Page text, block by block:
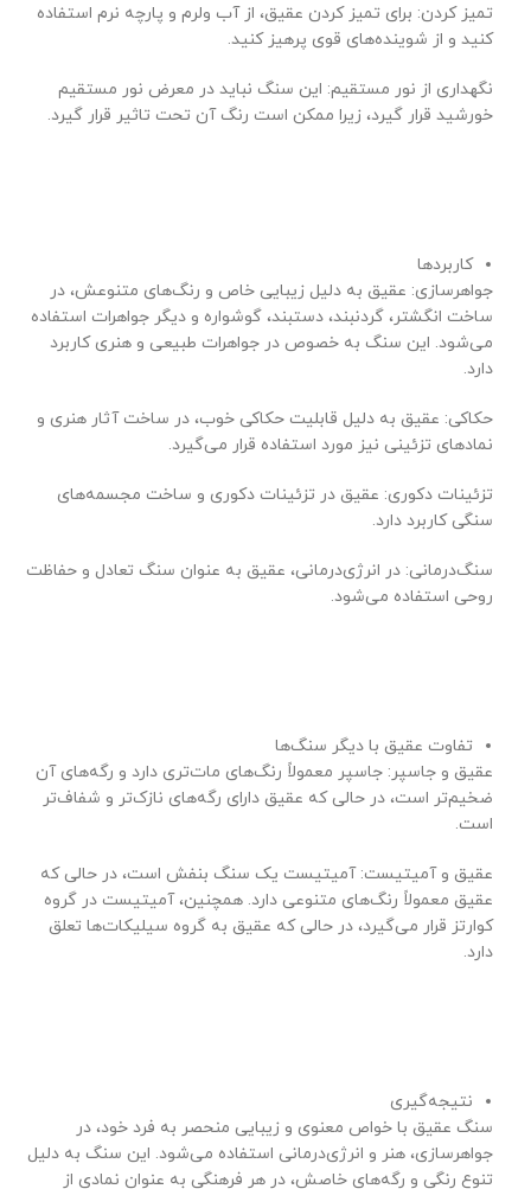
تمیز کردن: برای تمیز کردن عقیق، از آب ولرم و پارچه نرم استفاده
کنید و از شوینده‌های قوی پرهیز کنید.
نگهداری از نور مستقیم: این سنگ نباید در معرض نور مستقیم
خورشید قرار گیرد، زیرا ممکن است رنگ آن تحت تاثیر قرار گیرد.
کاربردها
جواهرسازی: عقیق به دلیل زیبایی خاص و رنگ‌های متنوعش، در
ساخت انگشتر، گردنبند، دستبند، گوشواره و دیگر جواهرات استفاده
می‌شود. این سنگ به خصوص در جواهرات طبیعی و هنری کاربرد
دارد.
حکاکی: عقیق به دلیل قابلیت حکاکی خوب، در ساخت آثار هنری و
نمادهای تزئینی نیز مورد استفاده قرار می‌گیرد.
تزئینات دکوری: عقیق در تزئینات دکوری و ساخت مجسمه‌های
سنگی کاربرد دارد.
سنگ‌درمانی: در انرژی‌درمانی، عقیق به عنوان سنگ تعادل و حفاظت
روحی استفاده می‌شود.
تفاوت عقیق با دیگر سنگ‌ها
عقیق و جاسپر: جاسپر معمولاً رنگ‌های مات‌تری دارد و رگه‌های آن
ضخیم‌تر است، در حالی که عقیق دارای رگه‌های نازک‌تر و شفاف‌تر
است.
عقیق و آمیتیست: آمیتیست یک سنگ بنفش است، در حالی که
عقیق معمولاً رنگ‌های متنوعی دارد. همچنین، آمیتیست در گروه
کوارتز قرار می‌گیرد، در حالی که عقیق به گروه سیلیکات‌ها تعلق
دارد.
نتیجه‌گیری
سنگ عقیق با خواص معنوی و زیبایی منحصر به فرد خود، در
جواهرسازی، هنر و انرژی‌درمانی استفاده می‌شود. این سنگ به دلیل
تنوع رنگی و رگه‌های خاصش، در هر فرهنگی به عنوان نمادی از